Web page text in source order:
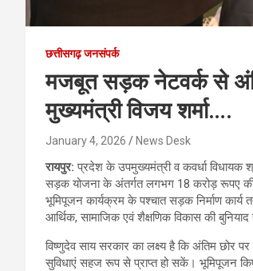
छत्तीसगढ़ जनसंपर्क
मजबूत सड़क नेटवर्क से
मुख्यमंत्री विजय शर्मा….
January 4, 2026 News Desk
रायपुर:प्रदेश के उपमुख्यमंत्री व कवर्धा विधायक
सड़क योजना के अंतर्गत लगभग 18 करोड़ रूपए की
भूमिपूजन कार्यक्रम के पश्चात सड़क निर्माण
आर्थिक, सामाजिक एवं शैक्षणिक विकास की बुनियाद
विष्णुदेव साय सरकार का लक्ष्य है कि अंतिम छोर
सुविधाएं सहज रूप से प्राप्त हो सकें। भूमिपूजन